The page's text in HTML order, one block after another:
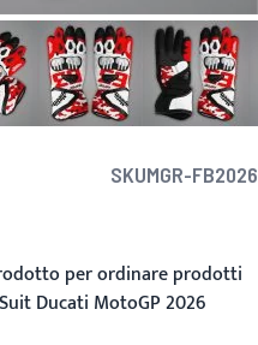
SKUMGR-FB2026
per ordinare prodotti
Ducati MotoGP 2026